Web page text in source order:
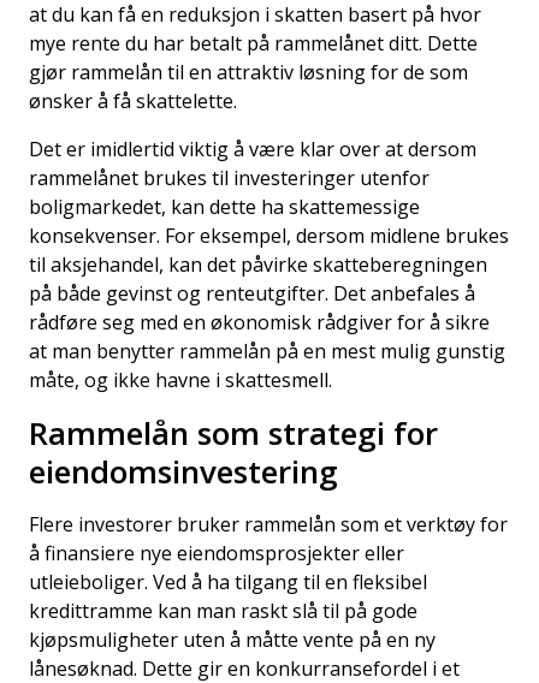
at du kan få en reduksjon i skatten basert på hvor
mye rente du har betalt på rammelånet ditt. Dette
gjør rammelån til en attraktiv løsning for de som
ønsker å få skattelette.
Det er imidlertid viktig å være klar over at dersom
rammelånet brukes til investeringer utenfor
boligmarkedet, kan dette ha skattemessige
konsekvenser. For eksempel, dersom midlene brukes
til aksjehandel, kan det påvirke skatteberegningen
på både gevinst og renteutgifter. Det anbefales å
rådføre seg med en økonomisk rådgiver for å sikre
at man benytter rammelån på en mest mulig gunstig
måte, og ikke havne i skattesmell.
Rammelån som strategi for
eiendomsinvestering
Flere investorer bruker rammelån som et verktøy for
å finansiere nye eiendomsprosjekter eller
utleieboliger. Ved å ha tilgang til en fleksibel
kredittramme kan man raskt slå til på gode
kjøpsmuligheter uten å måtte vente på en ny
lånesøknad. Dette gir en konkurransefordel i et